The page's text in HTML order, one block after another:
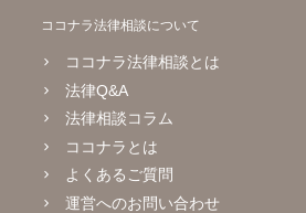
ココナラ法律相談について
ココナラ法律相談とは
法律Q&A
法律相談コラム
ココナラとは
よくあるご質問
運営へのお問い合わせ